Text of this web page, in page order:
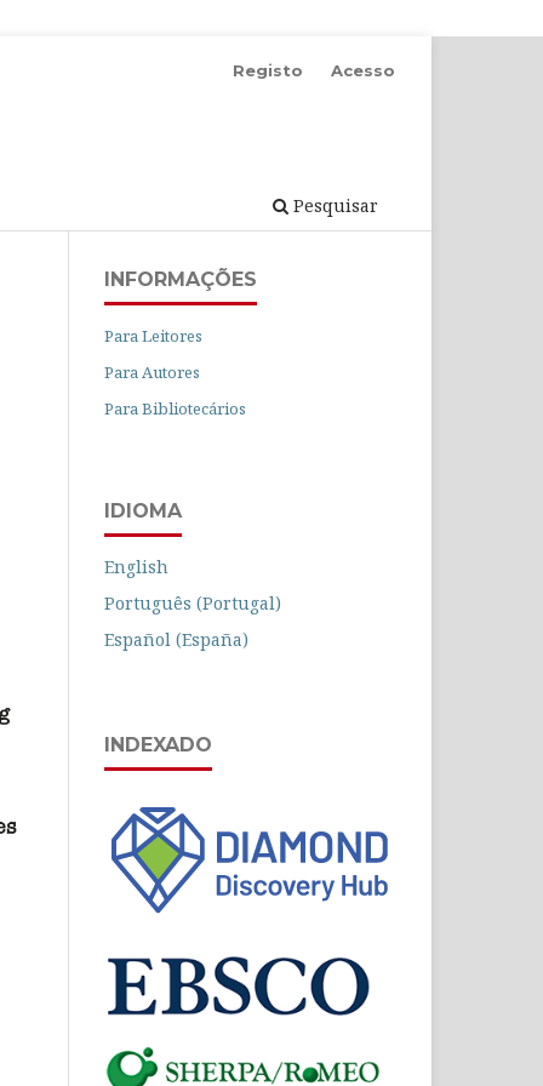
Pesquisar
Registo Acesso
INFORMAÇÕES
Para Leitores
Para Autores
Para Bibliotecários
IDIOMA
English
Português (Portugal)
Español (España)
INDEXADO